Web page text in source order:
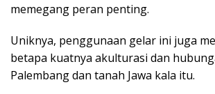
memegang peran penting.
Uniknya, penggunaan gelar ini juga
betapa kuatnya akulturasi dan
Palembang dan tanah Jawa kala itu.